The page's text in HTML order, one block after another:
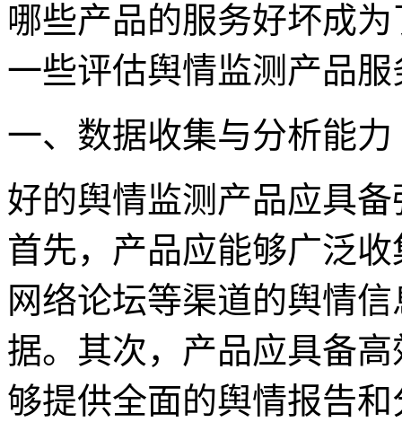
哪些产品的服务好坏成
一些评估舆情监测产品
一、数据收集与分析能力
好的舆情监测产品应具
首先，产品应能够广泛
网络论坛等渠道的舆情
据。其次，产品应具备
够提供全面的舆情报告